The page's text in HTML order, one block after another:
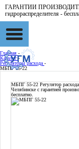
ГАРАНТИИ
гидрораспределителя -
Главная -
Каталог -
Регуляторы расхода -
МБПГ 55-22
МБПГ 55-22 Регулятор
Челябинске с гарантией
бесплатно.